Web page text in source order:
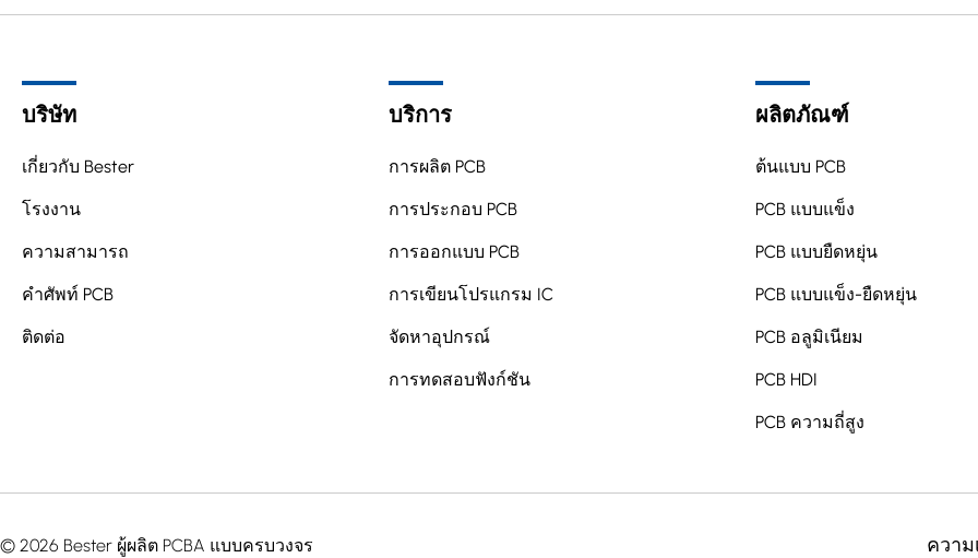
บริษัท
เกี่ยวกับ Bester
โรงงาน
ความสามารถ
คำศัพท์ PCB
ติดต่อ
บริการ
การผลิต PCB
การประกอบ PCB
การออกแบบ PCB
การเขียนโปรแกรม IC
จัดหาอุปกรณ์
การทดสอบฟังก์ชัน
ผลิตภัณฑ์
ต้นแบบ PCB
PCB แบบแข็ง
PCB แบบยืดหยุ่น
PCB แบบแข็ง-ยืดหยุ่น
PCB อลูมิเนียม
PCB HDI
PCB ความถี่สูง
ควา
© 2026 Bester ผู้ผลิต PCBA แบบครบวงจร